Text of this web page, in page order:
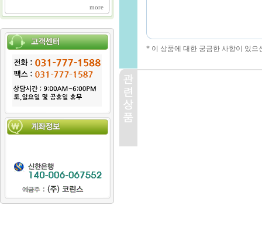
more
* 이 상품에 대한 궁금한 사항이 있